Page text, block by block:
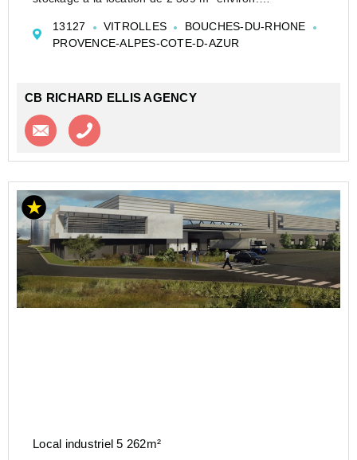
extérieur, et d'une partie bureau. Sur un site clos et
en...
13127 VITROLLES
BOUCHES-DU-RHONE
PROVENCE-ALPES-COTE-D-AZUR
CB RICHARD ELLIS AGENCY
Contacter l'agence
Local industriel 5 262m²